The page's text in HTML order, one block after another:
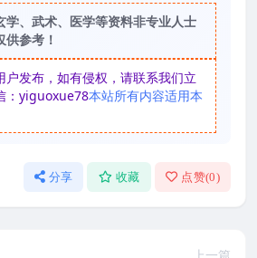
学、武术、医学等资料非专业人士
参考！
户发布，如有侵权，请联系我们立
：yiguoxue78本站所有内容适用本
分享 收藏 点赞(0)
上一篇